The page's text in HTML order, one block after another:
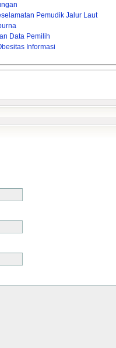
Pemudik Jalur Laut
Data Pemilih
Informasi